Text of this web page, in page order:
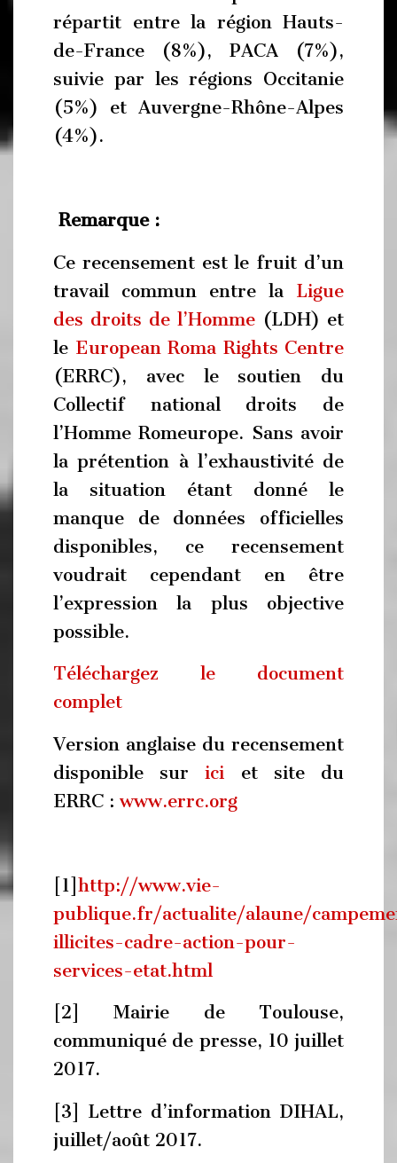
répartit entre la région Hauts-
de-France (8%), PACA (7%),
suivie par les régions Occitanie
(5%) et Auvergne-Rhône-Alpes
(4%).
Remarque :
Ce recensement est le fruit d’un
travail commun entre la Ligue
des droits de l’Homme (LDH) et
le European Roma Rights Centre
(ERRC), avec le soutien du
Collectif national droits de
l’Homme Romeurope. Sans avoir
la prétention à l’exhaustivité de
la situation étant donné le
manque de données officielles
disponibles, ce recensement
voudrait cependant en être
l’expression la plus objective
possible.
Téléchargez le document
complet
Version anglaise du recensement
disponible surici et site du
ERRC : www.errc.org
[1] http://www.vie-
publique.fr/actualite/alaune/
illicites-cadre-action-pour-
services-etat.html
[2] Mairie de Toulouse,
communiqué de presse, 10 juillet
2017.
[3] Lettre d’information DIHAL,
juillet/août 2017.